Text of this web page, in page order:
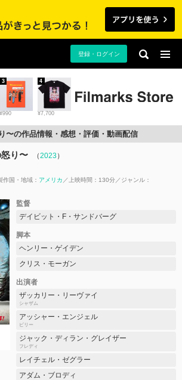
登録・ログイン
¥990
3
¥7,700
4
〜の作品情報・感想・評価・動画配信
り〜 （2023）
作国・地域： アメリカ 上映時間：130分
ジャンル：
監督
デイビット・F・サンドバーグ
脚本
ヘンリー・ゲイデン
クリス・モーガン
出演者
ザッカリー・リーヴァイ
シャザム
アッシャー・エンジェル
ビリー
ジャック・ディラン・グレイザー
フレディ
レイチェル・ゼグラー
アダム・ブロディ